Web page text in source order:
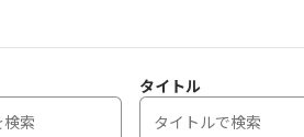
タイトル